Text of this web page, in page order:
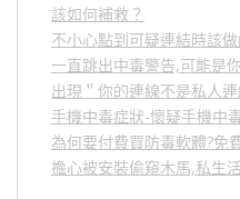
該如何補救？
不小心點到可疑連結時該做
一直跳出中毒警告,可能是
出現＂你的連線不是私人
手機中毒症狀-懷疑手機中
為何要付費買防毒軟體?免
擔心被安裝偷窺木馬,私生